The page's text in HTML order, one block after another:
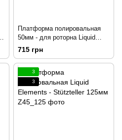
Платформа полировальная
50мм - для роторна Liquid
Elements TERMINATOR
715 грн
3
3